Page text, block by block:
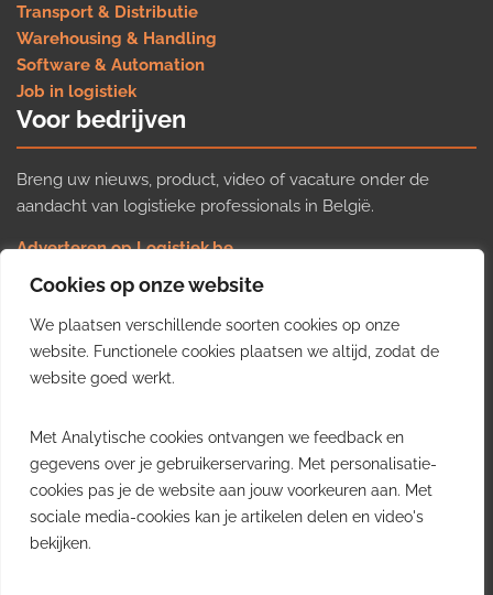
Cookies op onze website
We plaatsen verschillende soorten cookies op onze
website. Functionele cookies plaatsen we altijd, zodat de
website goed werkt.
Met Analytische cookies ontvangen we feedback en
gegevens over je gebruikerservaring. Met personalisatie-
cookies pas je de website aan jouw voorkeuren aan. Met
sociale media-cookies kan je artikelen delen en video's
bekijken.
Transport & Distributie
Warehousing & Handling
Software & Automation
Job in logistiek
Voor bedrijven
Breng uw nieuws, product, video of vacature onder de
aandacht van logistieke professionals in België.
Adverteren op Logistiek.be
Nieuws insturen
Uw video op Logistiek.TV
Job plaatsen
Gratis wekelijkse update
inzichten uit de Belgische logistieke sector in uw inbox.
Ontvang je gratis
wekelijkse update